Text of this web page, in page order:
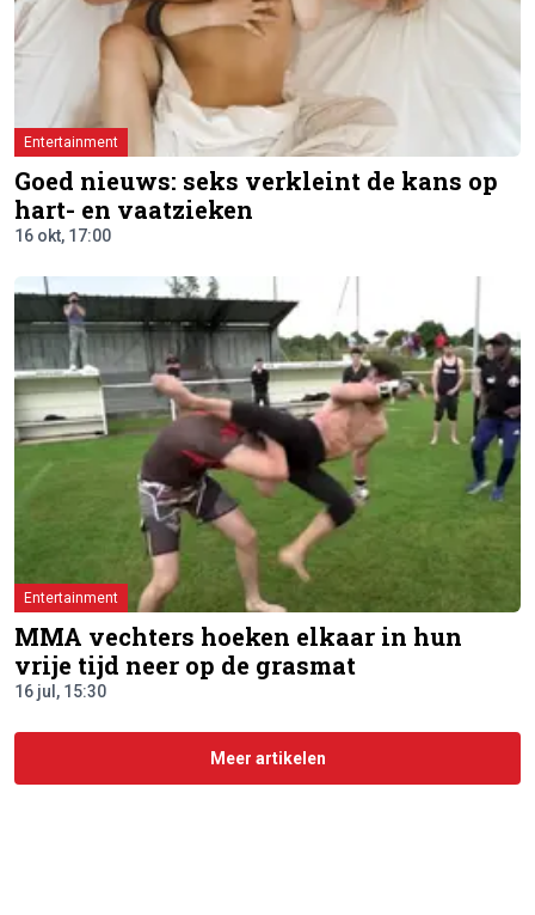
Entertainment
Goed nieuws: seks verkleint de kans op
hart- en vaatzieken
16 okt, 17:00
Entertainment
MMA vechters hoeken elkaar in hun
vrije tijd neer op de grasmat
16 jul, 15:30
Meer artikelen